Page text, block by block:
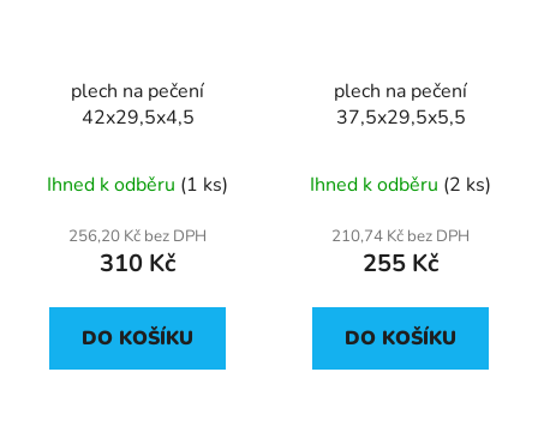
plech na pečení
42x29,5x4,5
Ihned k odběru (1 ks)
256,20 Kč bez DPH
310 Kč
DO KOŠÍKU
plech na pečení
37,5x29,5x5,5
Ihned k odběru (2 ks)
210,74 Kč bez DPH
255 Kč
DO KOŠÍKU